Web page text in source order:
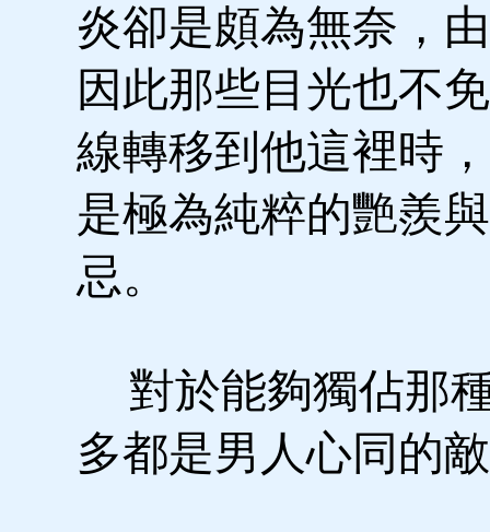
炎卻是頗為無奈，
因此那些目光也不
線轉移到他這裡時
是極為純粹的艷羨
忌。
對於能夠獨佔那
多都是男人心同的